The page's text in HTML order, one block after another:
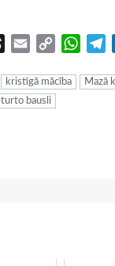
Threads
Email
Copy
kristīgā mācība
Mazā
bausli